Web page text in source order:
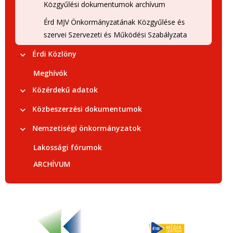
Közgyűlési dokumentumok archívum
Érd MJV Önkormányzatának Közgyűlése és
szervei Szervezeti és Működési Szabályzata
Érdi Közlöny
Meghívók
Közérdekű adatok
Közbeszerzési dokumentumok
Nemzetiségi önkormányzatok
Lakossági fórumok
ARCHÍVUM